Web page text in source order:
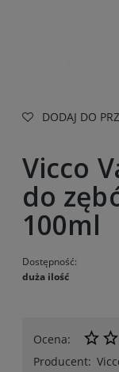
DODAJ DO
Vicco
do
100ml
Dostępność:
duża ilość
Ocena:
Producent: